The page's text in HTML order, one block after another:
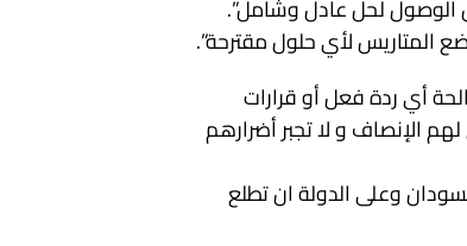
الوصول لحل عادل وشامل”.
المتاريس لأي حلول مقترحة”.
أي ردة فعل أو قرارات
الإنصاف و لا تجبر أضرارهم
وعلى الدولة ان تطلع